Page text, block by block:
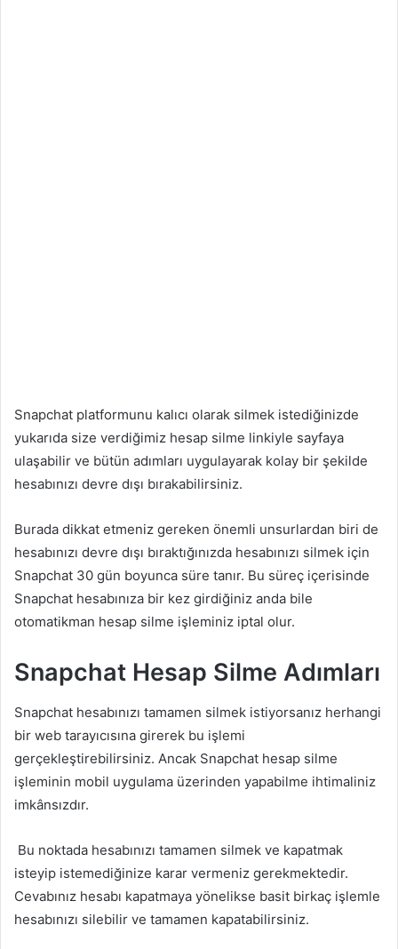
Snapchat platformunu kalıcı olarak silmek istediğinizde
yukarıda size verdiğimiz hesap silme linkiyle sayfaya
ulaşabilir ve bütün adımları uygulayarak kolay bir şekilde
hesabınızı devre dışı bırakabilirsiniz.
Burada dikkat etmeniz gereken önemli unsurlardan biri de
hesabınızı devre dışı bıraktığınızda hesabınızı silmek için
Snapchat 30 gün boyunca süre tanır. Bu süreç içerisinde
Snapchat hesabınıza bir kez girdiğiniz anda bile
otomatikman hesap silme işleminiz iptal olur.
Snapchat Hesap Silme Adımları
Snapchat hesabınızı tamamen silmek istiyorsanız herhangi
bir web tarayıcısına girerek bu işlemi
gerçekleştirebilirsiniz. Ancak Snapchat hesap silme
işleminin mobil uygulama üzerinden yapabilme ihtimaliniz
imkânsızdır.
Bu noktada hesabınızı tamamen silmek ve kapatmak
isteyip istemediğinize karar vermeniz gerekmektedir.
Cevabınız hesabı kapatmaya yönelikse basit birkaç işlemle
hesabınızı silebilir ve tamamen kapatabilirsiniz.